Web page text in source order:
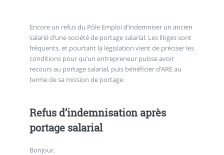
Encore un refus du Pôle Emploi d’indemniser un ancien
salarié d’une société de portage salarial. Les litiges sont
fréquents, et pourtant la législation vient de préciser les
conditions pour qu’un entrepreneur puisse avoir
recours au portage salarial, puis bénéficier d’ARE au
terme de sa mission de portage.
Refus d’indemnisation après
portage salarial
Bonjour,